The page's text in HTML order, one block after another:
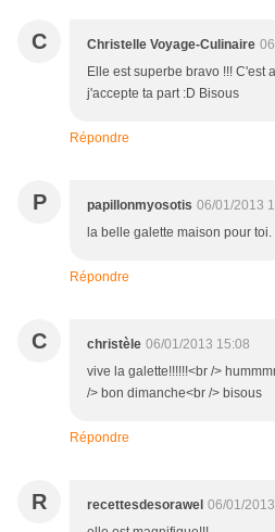
C Christelle Voyage-Culinaire
Elle est superbe bravo !!! C'est
j'accepte ta part :D Bisous
Répondre
P papillonmyosotis 06/01/2013
la belle galette maison pour toi.
Répondre
C christèle 06/01/2013 15:08
vive la galette!!!!!!<br />
/> bon dimanche<br /> bisous
Répondre
R recettesdesorawel 06/01/